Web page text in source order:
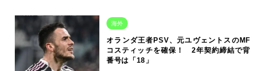
海外
オランダ王者PSV、元ユヴェントスのMF
コスティッチを確保！ 2年契約締結で背
番号は「18」